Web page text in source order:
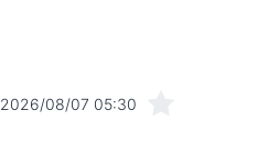
2026/08/07 05:30